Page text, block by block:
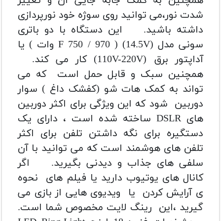
شدت نور،می توانید روی سوژه خود نورپردازی
داشته باشید.
این دستگاه با دو باتری
سونی مدل (14.5V) ( F 750 / 970 وات ) یا
آداپتور برق (110V-220V) کار می کند.
همچنین سبک و قابل حمل است که می
تواند به کمک هات شو (کفشک داغ ) سوار
دوربین شود که این ویژگی برای اکثر دوربین
های DSLR ساخته شده است ، دارای یک
دستگیره برای نگه داشتن تلفن برای اکثر
تلفن های هوشمند است که می توانید با آن
سلفی های جذاب و دیدنی بگیرید.
اگر
کانال های یوتیوب دارید یا فیلم های نحوه
ی آرایش کردن یا ویدیوی هایی از بازی می
گیرید ،این رینگ لایت مخصوص شما است.